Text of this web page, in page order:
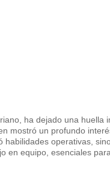
ha dejado una huella
mostró un profundo
operativas,
en equipo, esenciales